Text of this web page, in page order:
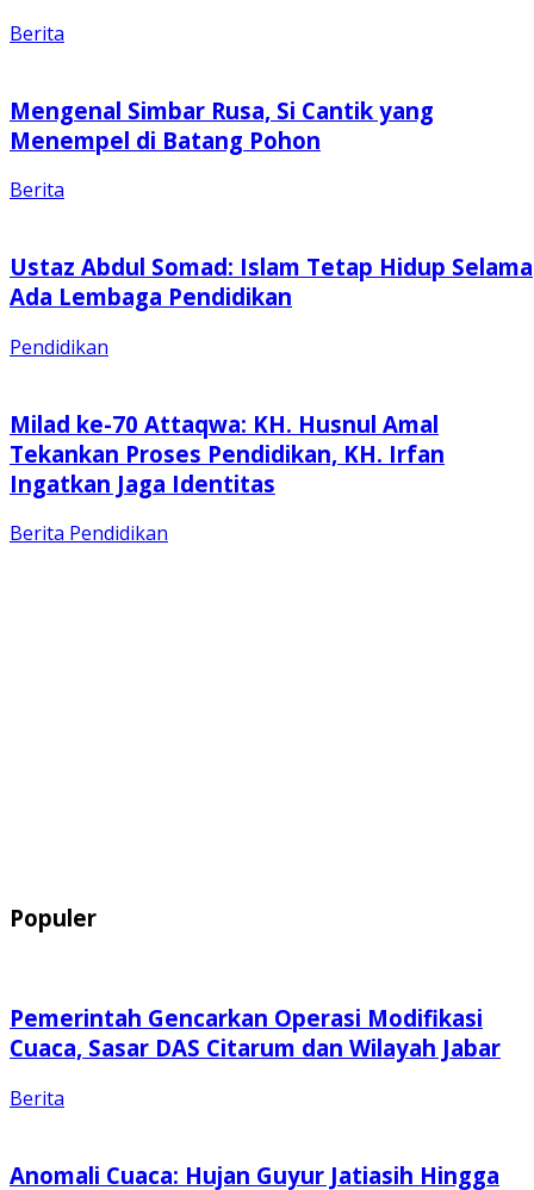
Berita
Mengenal Simbar Rusa, Si Cantik yang
Menempel di Batang Pohon
Berita
Ustaz Abdul Somad: Islam Tetap Hidup Selama
Ada Lembaga Pendidikan
Pendidikan
Milad ke-70 Attaqwa: KH. Husnul Amal
Tekankan Proses Pendidikan, KH. Irfan
Ingatkan Jaga Identitas
Berita Pendidikan
Populer
Pemerintah Gencarkan Operasi Modifikasi
Cuaca, Sasar DAS Citarum dan Wilayah Jabar
Berita
Anomali Cuaca: Hujan Guyur Jatiasih Hingga